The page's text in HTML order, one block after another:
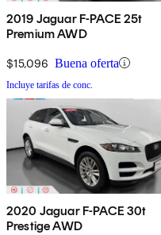
2019 Jaguar F-PACE 25t
Premium AWD
$15,096 Buena oferta
Incluye tarifas de conc.
2020 Jaguar F-PACE 30t
Prestige AWD